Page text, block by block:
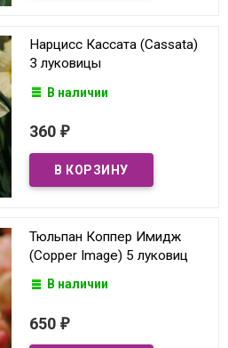
Нарцисс Кассата (Cassata)
3 луковицы
В наличии
360 ₽
Тюльпан Коппер Имидж
(Copper Image) 5 луковиц
В наличии
650 ₽